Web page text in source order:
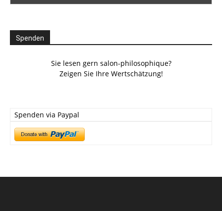
Spenden
Sie lesen gern salon-philosophique?
Zeigen Sie Ihre Wertschätzung!
Spenden via Paypal